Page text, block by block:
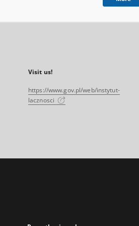
Visit us!
https://www.gov.pl/web/instytut-
lacznosci